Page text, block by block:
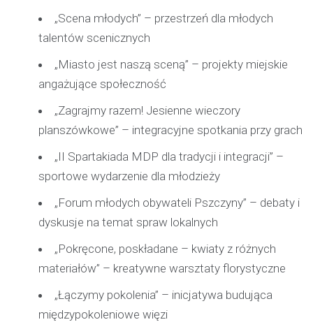
„Scena młodych” – przestrzeń dla młodych
talentów scenicznych
„Miasto jest naszą sceną” – projekty miejskie
angażujące społeczność
„Zagrajmy razem! Jesienne wieczory
planszówkowe” – integracyjne spotkania przy grach
„II Spartakiada MDP dla tradycji i integracji” –
sportowe wydarzenie dla młodzieży
„Forum młodych obywateli Pszczyny” – debaty i
dyskusje na temat spraw lokalnych
„Pokręcone, poskładane – kwiaty z różnych
materiałów” – kreatywne warsztaty florystyczne
„Łączymy pokolenia” – inicjatywa budująca
międzypokoleniowe więzi